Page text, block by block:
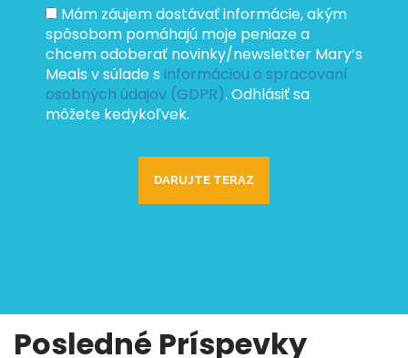
Mám záujem dostávať informácie, akým
spôsobom pomáhajú moje peniaze a
chcem odoberať novinky/newsletter Mary’s
Meals v súlade s informáciou o spracovaní
osobných údajov (GDPR). Odhlásiť sa
môžete kedykoľvek.
DARUJTE TERAZ
Posledné Príspevky